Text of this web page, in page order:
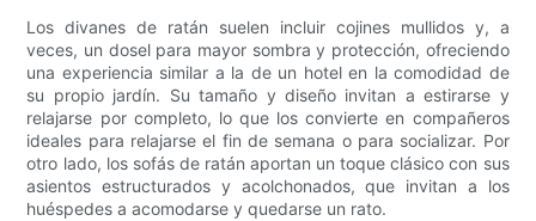
Los divanes de ratán suelen incluir cojines mullidos y, a
veces, un dosel para mayor sombra y protección, ofreciendo
una experiencia similar a la de un hotel en la comodidad de
su propio jardín. Su tamaño y diseño invitan a estirarse y
relajarse por completo, lo que los convierte en compañeros
ideales para relajarse el fin de semana o para socializar. Por
otro lado, los sofás de ratán aportan un toque clásico con sus
asientos estructurados y acolchonados, que invitan a los
huéspedes a acomodarse y quedarse un rato.